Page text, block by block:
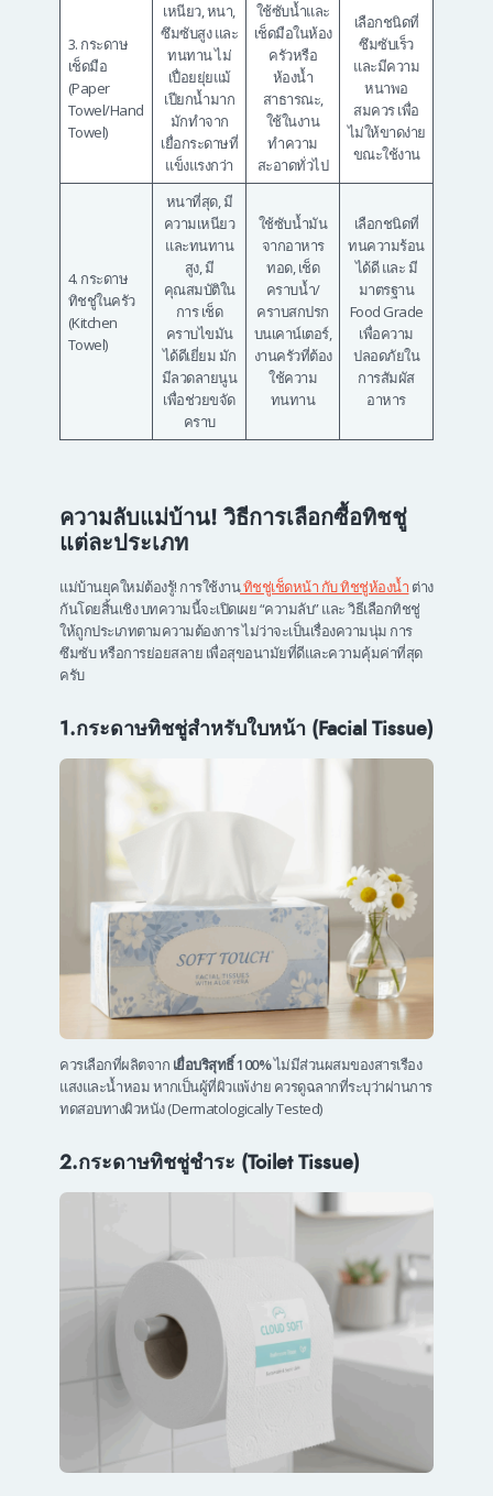
3. กระดาษ
เช็ดมือ
(Paper
Towel/Hand
Towel)
เหนียว, หนา,
ซึมซับสูง และ
ทนทาน ไม่
เปื่อยยุ่ยแม้
เปียกน้ำมาก
มักทำจาก
เยื่อกระดาษที่
แข็งแรงกว่า
ใช้ซับน้ำและ
เช็ดมือในห้อง
ครัวหรือ
ห้องน้ำ
สาธารณะ,
ใช้ในงาน
ทำความ
สะอาดทั่วไป
เลือกชนิดที่
ซึมซับเร็ว
และมีความ
หนาพอ
สมควร เพื่อ
ไม่ให้ขาดง่าย
ขณะใช้งาน
4. กระดาษ
ทิชชู่ในครัว
(Kitchen
Towel)
หนาที่สุด, มี
ความเหนียว
และทนทาน
สูง, มี
คุณสมบัติใน
การ เช็ด
คราบไขมัน
ได้ดีเยี่ยม มัก
มีลวดลายนูน
เพื่อช่วยขจัด
คราบ
ใช้ซับน้ำมัน
จากอาหาร
ทอด, เช็ด
คราบน้ำ/
คราบสกปรก
บนเคาน์เตอร์,
งานครัวที่ต้อง
ใช้ความ
ทนทาน
เลือกชนิดที่
ทนความร้อน
ได้ดี และ มี
มาตรฐาน
Food Grade
เพื่อความ
ปลอดภัยใน
การสัมผัส
อาหาร
ความลับแม่บ้าน! วิธีการเลือกซื้อทิชชู่
แต่ละประเภท
แม่บ้านยุคใหม่ต้องรู้! การใช้งานทิชชู่เช็ดหน้า กับ ทิชชู่ห้องน้ำ ต่าง
กันโดยสิ้นเชิง บทความนี้จะเปิดเผย “ความลับ” และ วิธีเลือกทิชชู่
ให้ถูกประเภทตามความต้องการ ไม่ว่าจะเป็นเรื่องความนุ่ม การ
ซึมซับ หรือการย่อยสลาย เพื่อสุขอนามัยที่ดีและความคุ้มค่าที่สุด
ครับ
1.กระดาษทิชชู่สำหรับใบหน้า (Facial Tissue)
ควรเลือกที่ผลิตจาก เยื่อบริสุทธิ์ 100%ไม่มีส่วนผสมของสารเรือง
แสงและน้ำหอม หากเป็นผู้ที่ผิวแพ้ง่าย ควรดูฉลากที่ระบุว่าผ่านการ
ทดสอบทางผิวหนัง (Dermatologically Tested)
2.กระดาษทิชชู่ชำระ (Toilet Tissue)